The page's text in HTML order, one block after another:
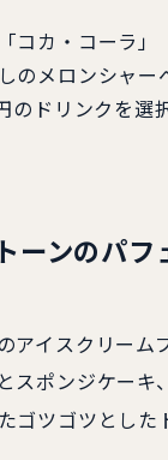
コカ・コーラ
のメロンシャー
ドリンクを選
ーンのパフ
アイスクリー
スポンジケーキ
ゴツゴツとし